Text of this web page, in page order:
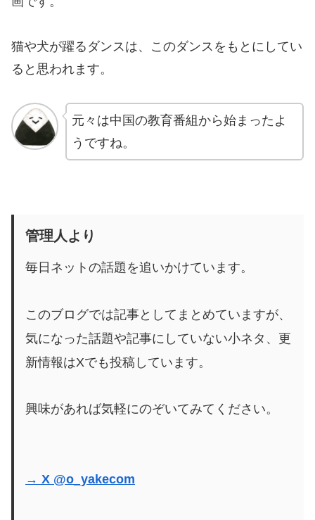
猫や犬が躍るダンスは、このダンスをもとにしてい
ると思われます。
元々は中国の教育番組から始まったよ
うですね。
管理人より
毎日ネットの話題を追いかけています。
このブログでは記事としてまとめていますが、
気になった話題や記事にしていない小ネタ、更
新情報はXでも投稿しています。
興味があれば気軽にのぞいてみてください。
→ X @o_yakecom